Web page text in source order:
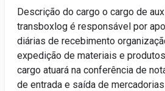
Descrição do cargo o cargo de
transboxlog é responsável por
diárias de recebimento
expedição de materiais e
cargo atuará na conferência de
de entrada e saída de